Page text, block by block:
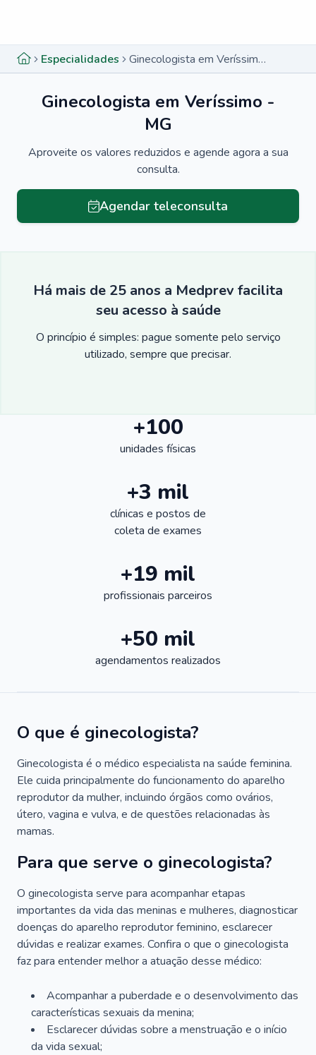
Especialidades Ginecologista em Veríssimo - MG
Ginecologista em Veríssimo -
MG
Aproveite os valores reduzidos e agende agora a sua
consulta.
Agendar teleconsulta
Há mais de 25 anos a Medprev facilita
seu acesso à saúde
O princípio é simples: pague somente pelo serviço
utilizado, sempre que precisar.
+100
unidades físicas
+3 mil
clínicas e postos de
coleta de exames
+19 mil
profissionais parceiros
+50 mil
agendamentos realizados
O que é ginecologista?
Ginecologista é o médico especialista na saúde feminina.
Ele cuida principalmente do funcionamento do aparelho
reprodutor da mulher, incluindo órgãos como ovários,
útero, vagina e vulva, e de questões relacionadas às
mamas.
Para que serve o ginecologista?
O ginecologista serve para acompanhar etapas
importantes da vida das meninas e mulheres, diagnosticar
doenças do aparelho reprodutor feminino, esclarecer
dúvidas e realizar exames. Confira o que o ginecologista
faz para entender melhor a atuação desse médico:
Acompanhar a puberdade e o desenvolvimento das
características sexuais da menina;
Esclarecer dúvidas sobre a menstruação e o início
da vida sexual;